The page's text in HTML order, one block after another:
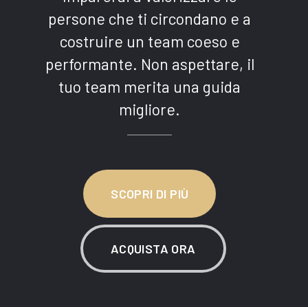
persone che ti circondano e a
costruire un team coeso e
performante. Non aspettare, il
tuo team merita una guida
migliore.
SCOPRI DI PIÙ
ACQUISTA ORA